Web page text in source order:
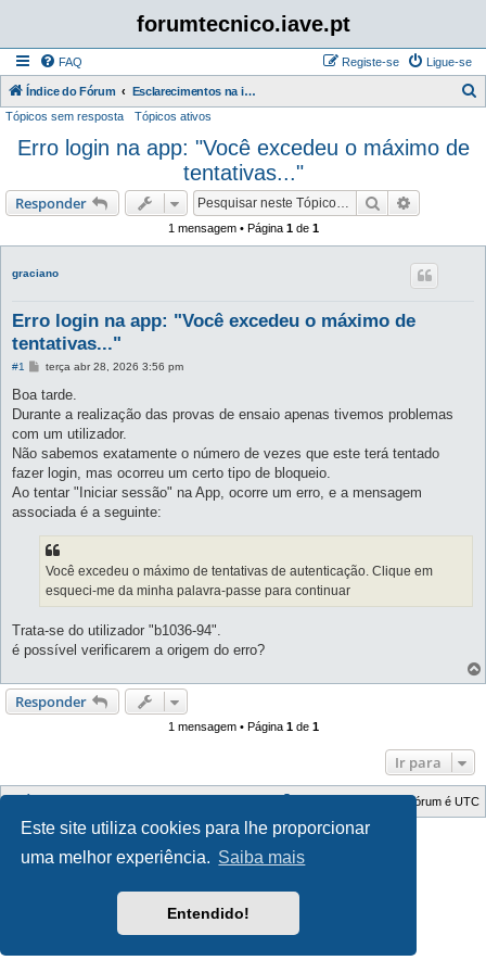
Este site utiliza cookies para lhe proporcionar
uma melhor experiência. Saiba mais
Entendido!
forumtecnico.iave.pt
FAQ Ligue-se
Registe-se
Índice do Fórum Esclarecimentos na instalação e utilização das aplicações para as provas digitais 2026
s
Tópicos sem resposta Tópicos ativos
Erro login na app: "Você excedeu o máximo de
tentativas..."
Responder Pesquisar
1 mensagem • Página 1de 1
graciano
Erro login na app: "Você excedeu o máximo de
tentativas..."
#1
M
n
a
g
m
terça abr 28, 2026 3:56 pm
Boa tarde.
Durante a realização das provas de ensaio apenas tivemos problemas
com um utilizador.
Não sabemos exatamente o número de vezes que este terá tentado
fazer login, mas ocorreu um certo tipo de bloqueio.
Ao tentar "Iniciar sessão" na App, ocorre um erro, e a mensagem
associada é a seguinte:
Você excedeu o máximo de tentativas de autenticação. Clique em
esqueci-me da minha palavra-passe para continuar
Trata-se do utilizador "b1036-94".
é possível verificarem a origem do erro?
Responder
1 mensagem • Página 1de 1
Ir para
O Fuso Horário do Fórum é UTC
Style Developer by © GTA gameForum.
Desenvolvido por
phpBB
® Forum Software © phpBB Limited
Traduzido por:phpBB Portugal